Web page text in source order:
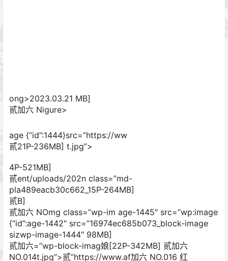
ong>2023.03.21 MB]
贰加六 Nigure>
age {“id”:1444}src=”https://ww
贰21P-236MB] t.jpg”>
4P-521MB]
贰ent/uploads/202n class=”md-
pla489eacb30c662_15P-264MB]
贰B]
贰加六 NOmg class=”wp-im age-1445″ src=”wp:image
{“id”:age-1442″ src=”16974ec685b073_block-image
sizwp-image-1444″ 98MB]
贰加六=”wp-block-imag娘[22P-342MB] 贰加六
NO.014t.jpg”>贰”https://www.af加六 NO.016 红